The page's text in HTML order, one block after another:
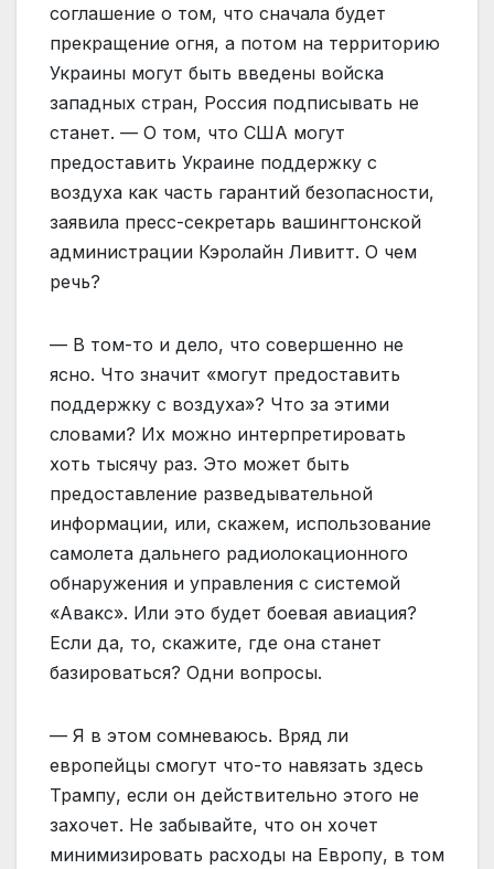
соглашение о том, что сначала будет
прекращение огня, а потом на территорию
Украины могут быть введены войска
западных стран, Россия подписывать не
станет. — О том, что США могут
предоставить Украине поддержку с
воздуха как часть гарантий безопасности,
заявила пресс-секретарь вашингтонской
администрации Кэролайн Ливитт. О чем
речь?
— В том-то и дело, что совершенно не
ясно. Что значит «могут предоставить
поддержку с воздуха»? Что за этими
словами? Их можно интерпретировать
хоть тысячу раз. Это может быть
предоставление разведывательной
информации, или, скажем, использование
самолета дальнего радиолокационного
обнаружения и управления с системой
«Авакс». Или это будет боевая авиация?
Если да, то, скажите, где она станет
базироваться? Одни вопросы.
— Я в этом сомневаюсь. Вряд ли
европейцы смогут что-то навязать здесь
Трампу, если он действительно этого не
захочет. Не забывайте, что он хочет
минимизировать расходы на Европу, в том